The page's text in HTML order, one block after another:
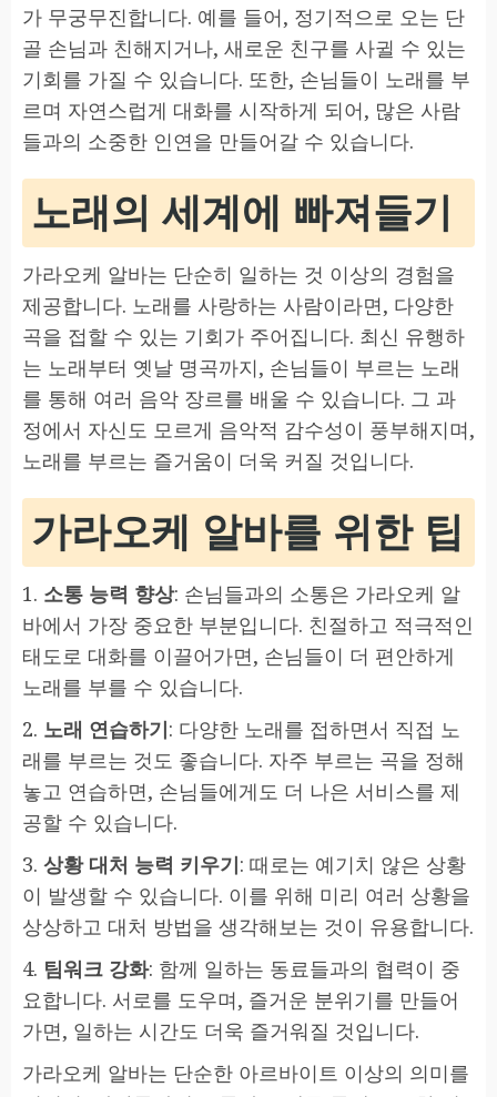
가 무궁무진합니다. 예를 들어, 정기적으로 오는 단
골 손님과 친해지거나, 새로운 친구를 사귈 수 있는
기회를 가질 수 있습니다. 또한, 손님들이 노래를 부
르며 자연스럽게 대화를 시작하게 되어, 많은 사람
들과의 소중한 인연을 만들어갈 수 있습니다.
노래의 세계에 빠져들기
가라오케 알바는 단순히 일하는 것 이상의 경험을
제공합니다. 노래를 사랑하는 사람이라면, 다양한
곡을 접할 수 있는 기회가 주어집니다. 최신 유행하
는 노래부터 옛날 명곡까지, 손님들이 부르는 노래
를 통해 여러 음악 장르를 배울 수 있습니다. 그 과
정에서 자신도 모르게 음악적 감수성이 풍부해지며,
노래를 부르는 즐거움이 더욱 커질 것입니다.
가라오케 알바를 위한 팁
1. 소통 능력 향상: 손님들과의 소통은 가라오케 알
바에서 가장 중요한 부분입니다. 친절하고 적극적인
태도로 대화를 이끌어가면, 손님들이 더 편안하게
노래를 부를 수 있습니다.
2. 노래 연습하기: 다양한 노래를 접하면서 직접 노
래를 부르는 것도 좋습니다. 자주 부르는 곡을 정해
놓고 연습하면, 손님들에게도 더 나은 서비스를 제
공할 수 있습니다.
3. 상황 대처 능력 키우기: 때로는 예기치 않은 상황
이 발생할 수 있습니다. 이를 위해 미리 여러 상황을
상상하고 대처 방법을 생각해보는 것이 유용합니다.
4. 팀워크 강화: 함께 일하는 동료들과의 협력이 중
요합니다. 서로를 도우며, 즐거운 분위기를 만들어
가면, 일하는 시간도 더욱 즐거워질 것입니다.
가라오케 알바는 단순한 아르바이트 이상의 의미를